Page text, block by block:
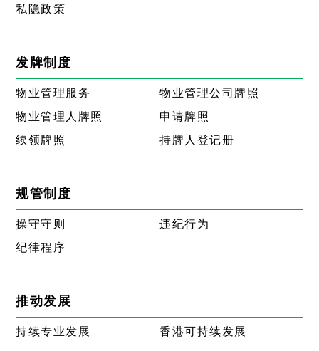
私隐政策
发牌制度
物业管理服务
物业管理公司牌照
物业管理人牌照
申请牌照
续领牌照
持牌人登记册
规管制度
操守守则
违纪行为
纪律程序
推动发展
持续专业发展 香港可持续发展